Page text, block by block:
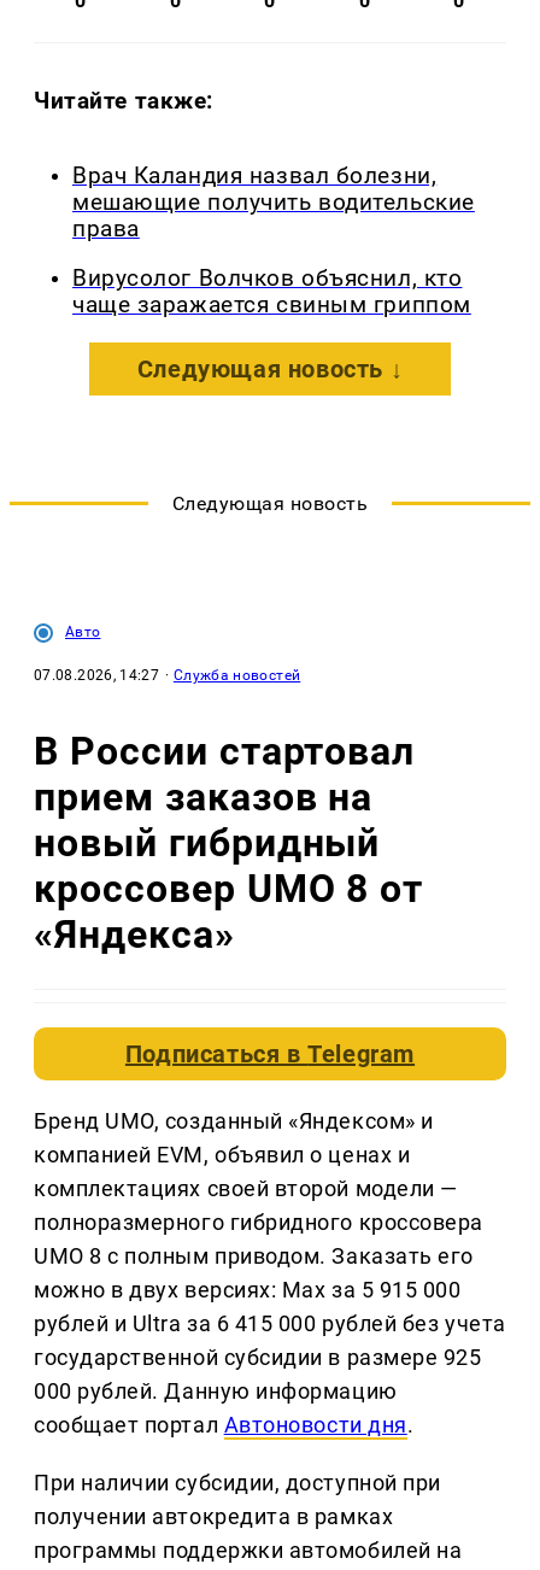
Читайте также:
Врач Каландия назвал болезни,
мешающие получить водительские
права
Вирусолог Волчков объяснил, кто
чаще заражается свиным гриппом
Следующая новость ↓
Следующая новость
Авто
07.08.2026, 14:27 · Служба новостей
В России стартовал
прием заказов на
новый гибридный
кроссовер UMO 8 от
«Яндекса»
Подписаться вTelegram
Бренд UMO, созданный «Яндексом» и
компанией EVM, объявил о ценах и
комплектациях своей второй модели —
полноразмерного гибридного кроссовера
UMO 8 с полным приводом. Заказать его
можно в двух версиях: Max за 5 915 000
рублей и Ultra за 6 415 000 рублей без учета
государственной субсидии в размере 925
000 рублей. Данную информацию
сообщает портал Автоновости дня.
При наличии субсидии, доступной при
получении автокредита в рамках
программы поддержки автомобилей на